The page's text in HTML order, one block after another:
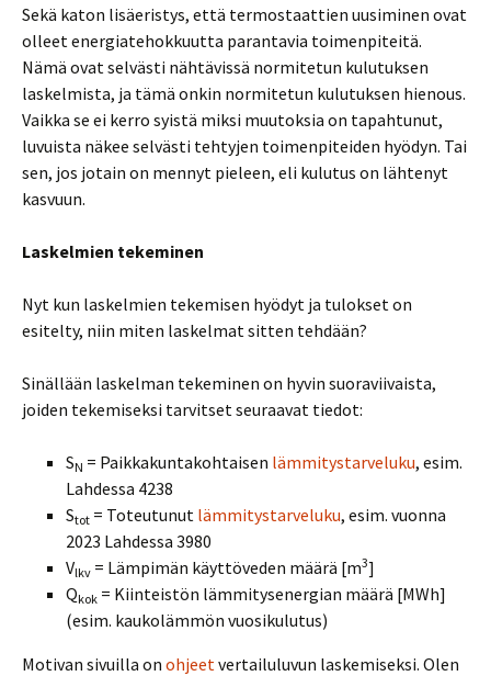
Sekä katon lisäeristys, että termostaattien uusiminen ovat
olleet energiatehokkuutta parantavia toimenpiteitä.
Nämä ovat selvästi nähtävissä normitetun kulutuksen
laskelmista, ja tämä onkin normitetun kulutuksen hienous.
Vaikka se ei kerro syistä miksi muutoksia on tapahtunut,
luvuista näkee selvästi tehtyjen toimenpiteiden hyödyn. Tai
sen, jos jotain on mennyt pieleen, eli kulutus on lähtenyt
kasvuun.
Laskelmien tekeminen
Nyt kun laskelmien tekemisen hyödyt ja tulokset on
esitelty, niin miten laskelmat sitten tehdään?
Sinällään laskelman tekeminen on hyvin suoraviivaista,
joiden tekemiseksi tarvitset seuraavat tiedot:
SN = Paikkakuntakohtaisen lämmitystarveluku, esim.
Lahdessa 4238
Stot = Toteutunut lämmitystarveluku, esim. vuonna
2023 Lahdessa 3980
Vlkv = Lämpimän käyttöveden määrä [m3]
Qkok = Kiinteistön lämmitysenergian määrä [MWh]
(esim. kaukolämmön vuosikulutus)
Motivan sivuilla on ohjeet vertailuluvun laskemiseksi. Olen